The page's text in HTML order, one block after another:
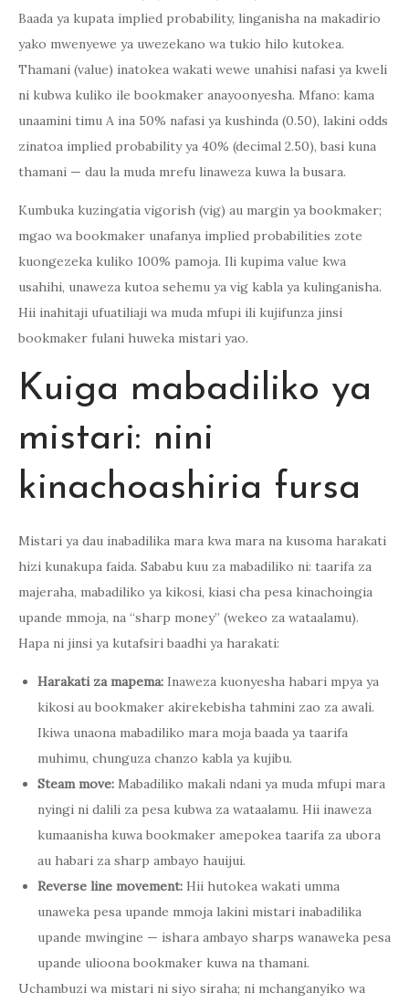
Baada ya kupata implied probability, linganisha na makadirio
yako mwenyewe ya uwezekano wa tukio hilo kutokea.
Thamani (value) inatokea wakati wewe unahisi nafasi ya kweli
ni kubwa kuliko ile bookmaker anayoonyesha. Mfano: kama
unaamini timu A ina 50% nafasi ya kushinda (0.50), lakini odds
zinatoa implied probability ya 40% (decimal 2.50), basi kuna
thamani — dau la muda mrefu linaweza kuwa la busara.
Kumbuka kuzingatia vigorish (vig) au margin ya bookmaker;
mgao wa bookmaker unafanya implied probabilities zote
kuongezeka kuliko 100% pamoja. Ili kupima value kwa
usahihi, unaweza kutoa sehemu ya vig kabla ya kulinganisha.
Hii inahitaji ufuatiliaji wa muda mfupi ili kujifunza jinsi
bookmaker fulani huweka mistari yao.
Kuiga mabadiliko ya
mistari: nini
kinachoashiria fursa
Mistari ya dau inabadilika mara kwa mara na kusoma harakati
hizi kunakupa faida. Sababu kuu za mabadiliko ni: taarifa za
majeraha, mabadiliko ya kikosi, kiasi cha pesa kinachoingia
upande mmoja, na “sharp money” (wekeo za wataalamu).
Hapa ni jinsi ya kutafsiri baadhi ya harakati:
Harakati za mapema: Inaweza kuonyesha habari mpya ya
kikosi au bookmaker akirekebisha tahmini zao za awali.
Ikiwa unaona mabadiliko mara moja baada ya taarifa
muhimu, chunguza chanzo kabla ya kujibu.
Steam move: Mabadiliko makali ndani ya muda mfupi mara
nyingi ni dalili za pesa kubwa za wataalamu. Hii inaweza
kumaanisha kuwa bookmaker amepokea taarifa za ubora
au habari za sharp ambayo hauijui.
Reverse line movement: Hii hutokea wakati umma
unaweka pesa upande mmoja lakini mistari inabadilika
upande mwingine — ishara ambayo sharps wanaweka pesa
upande ulioona bookmaker kuwa na thamani.
Uchambuzi wa mistari ni siyo siraha; ni mchanganyiko wa